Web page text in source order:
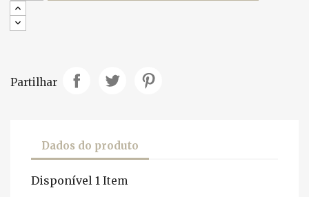
Partilhar
Dados do produto
Disponível 1 Item